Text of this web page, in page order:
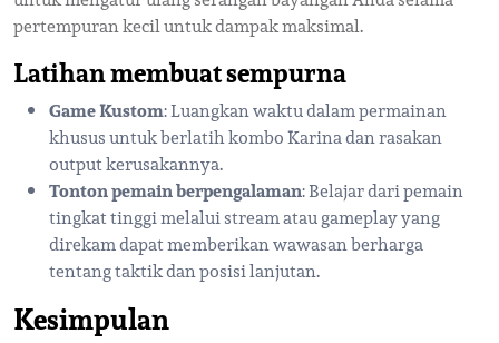
pertempuran kecil untuk dampak maksimal.
Latihan membuat sempurna
Game Kustom: Luangkan waktu dalam permainan
khusus untuk berlatih kombo Karina dan rasakan
output kerusakannya.
Tonton pemain berpengalaman: Belajar dari pemain
tingkat tinggi melalui stream atau gameplay yang
direkam dapat memberikan wawasan berharga
tentang taktik dan posisi lanjutan.
Kesimpulan